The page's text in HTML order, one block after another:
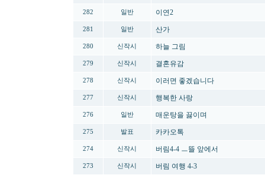
282 일반 이연2
281 일반 산가
280 신작시 하늘 그림
279 신작시 결혼유감
278 신작시 이러면 좋겠습니다
277 신작시 행복한 사랑
276 일반 매운탕을 끓이며
275 발표 카카오톡
274 신작시 버림4-4 ㅡ뜰 앞에서
273 신작시 버림 여행 4-3